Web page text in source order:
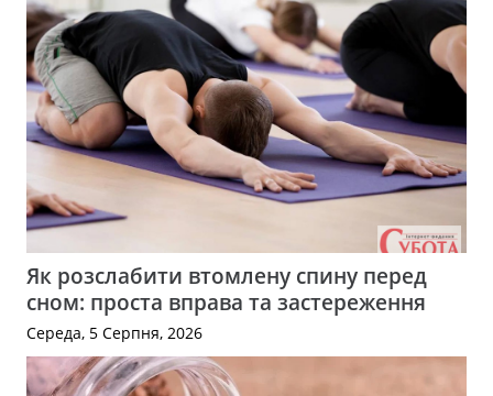
Як розслабити втомлену спину перед
сном: проста вправа та застереження
Середа, 5 Серпня, 2026